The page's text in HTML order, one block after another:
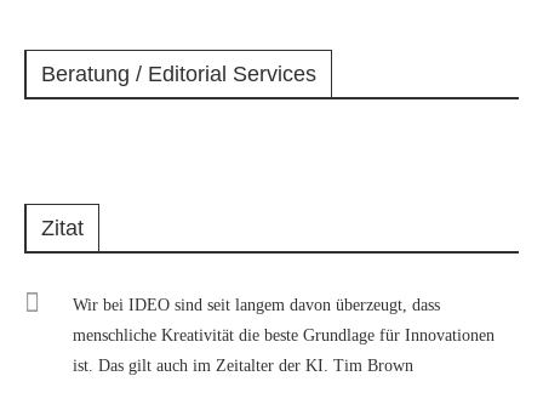
Beratung / Editorial Services
Zitat
Wir bei IDEO sind seit langem davon überzeugt, dass
menschliche Kreativität die beste Grundlage für Innovationen
ist. Das gilt auch im Zeitalter der KI. Tim Brown